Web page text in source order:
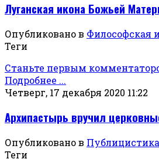
Луганская икона Божьей
Опубликовано в Философская
Теги
Станьте первым
Подробнее ...
Четверг, 17 декабря 2020 11:22
Архипастырь вручил
Опубликовано в Публицистика
Теги